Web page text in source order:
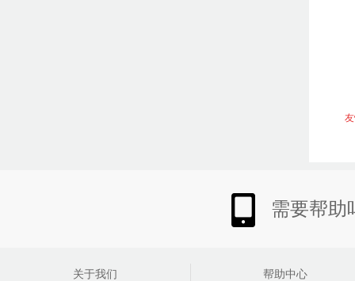
需要帮助
关于我们 帮助中心